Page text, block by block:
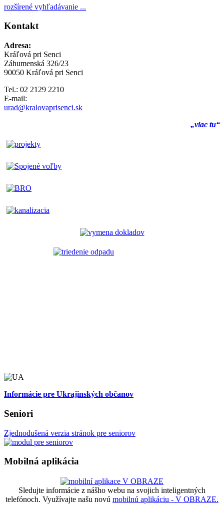
rozšírené vyhľadávanie ...
Kontakt
Adresa:
Kráľová pri Senci
Záhumenská 326/23
90050 Kráľová pri Senci
Tel.: 02 2129 2210
E-mail:
urad@kralovaprisenci.sk
„viac tu“
Informácie pre Ukrajinských občanov
Seniori
Zjednodušená verzia stránok pre seniorov
Mobilná aplikácia
Sledujte informácie z nášho webu na svojich inteligentných
telefónoch. Využívajte našu novú mobilnú aplikáciu - V OBRAZE.